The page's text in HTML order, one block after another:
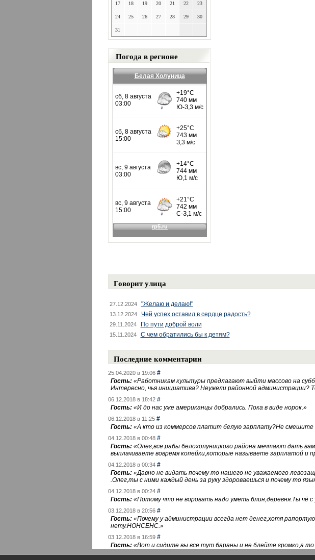
17 18 19 20 21 22 23
24 25 26 27 28 29 30
31
Погода в регионе
Белая Холуница
Говорит улица
27.12.2024 "Желаю и делаю!"
13.12.2024 Чей успех оставил в сердце радость?
29.11.2024 По пути доброй воли
15.11.2024 С чем обратились бы к детям?
Последние комментарии
25.04.2020 в 19:06 #
Гость: «Работникам культуры предлагают выйти массово на
Интересно, чья инициатива? Неужели районной администрации?
06.12.2018 в 18:42 #
Гость: «И до нас уже американцы добрались. Пока в виде норок.»
06.12.2018 в 11:25 #
Гость: «А кто из коммерсов платит белую зарплату?Не смешите
04.12.2018 в 00:48 #
Гость: «Олег,все рабы белохолуницкого района мечтают дать
выплачиваете вовремя копейки,которые называете зарплатой и
04.12.2018 в 00:34 #
Гость: «Давно не видать почему то нашего не уважаемого
.Олег,ты с ними каждый день за руку здороваешься и почему то
04.12.2018 в 00:24 #
Гость: «Потому что не воровать надо уметь блин,деревня.Ты чё с
03.12.2018 в 20:56 #
Гость: «Почему у администрации всегда нет денег,хотя
нету.НОНСЕНС.»
03.12.2018 в 16:59 #
Гость: «Вот и сидите вы все тут бараны и не блейте громко,а то